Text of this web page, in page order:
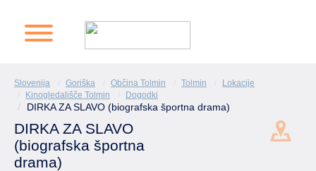
Slovenija Goriška Občina Tolmin Tolmin
Lokacije
Kinogledališče Tolmin
Dogodki
DIRKA ZA SLAVO (biografska športna drama)
DIRKA ZA SLAVO
(biografska športna
drama)